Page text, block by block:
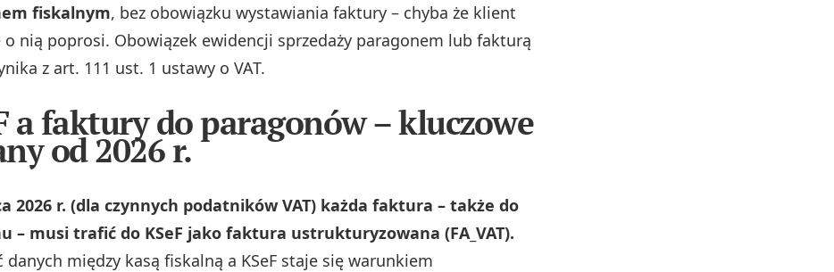
fiskalnym, bez obowiązku wystawiania faktury – chyba że klient
o nią poprosi. Obowiązek ewidencji sprzedaży paragonem lub fakturą
z art. 111 ust. 1 ustawy o VAT.
a faktury do paragonów – kluczowe
od 2026 r.
2026 r. (dla czynnych podatników VAT) każda faktura – także do
– musi trafić do KSeF jako faktura ustrukturyzowana (FA_VAT).
danych między kasą fiskalną a KSeF staje się warunkiem